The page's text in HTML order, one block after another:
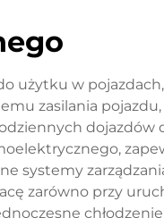
użytku w
zasilania
dojazdów
systemy
zarówno przy